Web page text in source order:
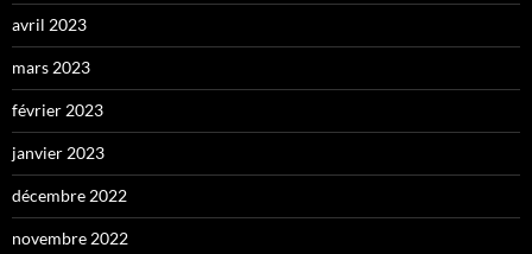
avril 2023
mars 2023
février 2023
janvier 2023
décembre 2022
novembre 2022